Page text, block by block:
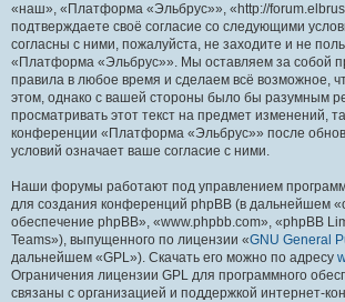
«наш», «Платформа «Эльбрус»», «http://
подтверждаете своё согласие со следующими
согласны с ними, пожалуйста, не заходите и не
«Платформа «Эльбрус»». Мы оставляем за собой
правила в любое время и сделаем всё возможное,
этом, однако с вашей стороны было бы разумным
просматривать этот текст на предмет изменений,
конференции «Платформа «Эльбрус»» после
условий означает ваше согласие с ними.
Наши форумы работают под управлением
для создания конференций phpBB (в дальнейшем
обеспечение phpBB», «www.phpbb.com», «phpBB
Teams»), выпущенного по лицензии «GNU General
дальнейшем «GPL»). Скачать его можно по адресу
Ограничения лицензии GPL для программного
связаны с организацией и поддержкой интернет-